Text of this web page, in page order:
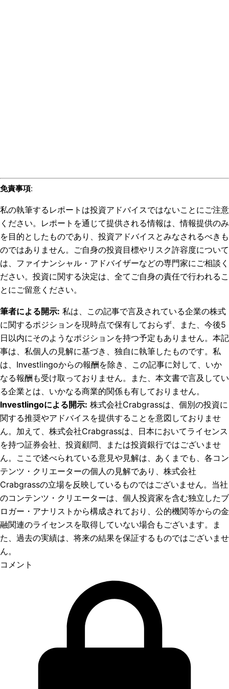
免責事項:
私の執筆するレポートは投資アドバイスではないことにご注意
ください。レポートを通じて提供される情報は、情報提供のみ
を目的としたものであり、投資アドバイスとみなされるべきも
のではありません。ご自身の投資目標やリスク許容度について
は、ファイナンシャル・アドバイザーなどの専門家にご相談く
ださい。投資に関する決定は、全てご自身の責任で行われるこ
とにご留意ください。
筆者による開示: 私は、この記事で言及されている企業の株式
に関するポジションを現時点で保有しておらず、また、今後5
日以内にそのようなポジションを持つ予定もありません。 本記
事は、私個人の見解に基づき、独自に執筆したものです。私
は、Investlingoからの報酬を除き、この記事に対して、いか
なる報酬も受け取っておりません。また、本文書で言及してい
る企業とは、いかなる商業的関係も有しておりません。
Investlingoによる開示: 株式会社Crabgrassは、個別の投資に
関する推奨やアドバイスを提供することを意図しておりませ
ん。加えて、株式会社Crabgrassは、日本においてライセンス
を持つ証券会社、投資顧問、または投資銀行ではございませ
ん。ここで述べられている意見や見解は、あくまでも、各コン
テンツ・クリエーターの個人の見解であり、株式会社
Crabgrassの立場を反映しているものではございません。当社
のコンテンツ・クリエーターは、個人投資家を含む独立したブ
ロガー・アナリストから構成されており、公的機関等からの金
融関連のライセンスを取得していない場合もございます。ま
た、過去の実績は、将来の結果を保証するものではございませ
ん。
コメント